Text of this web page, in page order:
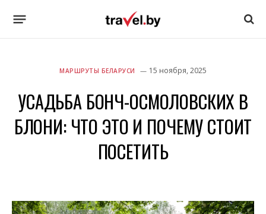
МАРШРУТЫ БЕЛАРУСИ 15 ноября, 2025
УСАДЬБА БОНЧ-ОСМОЛОВСКИХ В
БЛОНИ: ЧТО ЭТО И ПОЧЕМУ СТОИТ
ПОСЕТИТЬ